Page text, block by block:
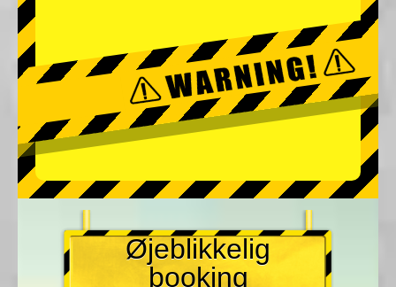
Øjeblikkelig
booking